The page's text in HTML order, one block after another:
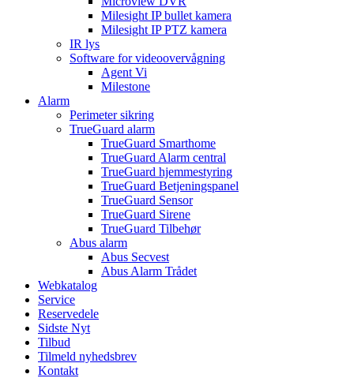
Milesight IP bullet kamera
Milesight IP PTZ kamera
IR lys
Software for videoovervågning
Agent Vi
Milestone
Alarm
Perimeter sikring
TrueGuard alarm
TrueGuard Smarthome
TrueGuard Alarm central
TrueGuard hjemmestyring
TrueGuard Betjeningspanel
TrueGuard Sensor
TrueGuard Sirene
TrueGuard Tilbehør
Abus alarm
Abus Secvest
Abus Alarm Trådet
Webkatalog
Service
Reservedele
Sidste Nyt
Tilbud
Tilmeld nyhedsbrev
Kontakt